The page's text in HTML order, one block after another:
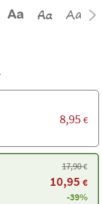
8,95 €
17,90€
10,95 €
-39%